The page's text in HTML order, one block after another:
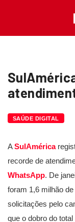
SAÚDE DIGITAL
ASulAmérica
recorde de
WhatsApp. De
foram 1,6 milhão de
solicitações pelo
que o dobro do